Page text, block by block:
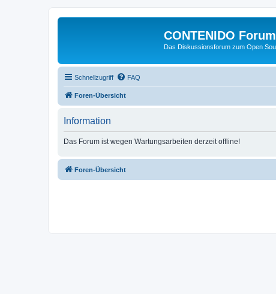
CONTENIDO Forum
Das Diskussionsforum zum Open
Schnellzugriff FAQ
Foren-Übersicht
Information
Das Forum ist wegen Wartungsarbeiten derzeit offline!
Foren-Übersicht